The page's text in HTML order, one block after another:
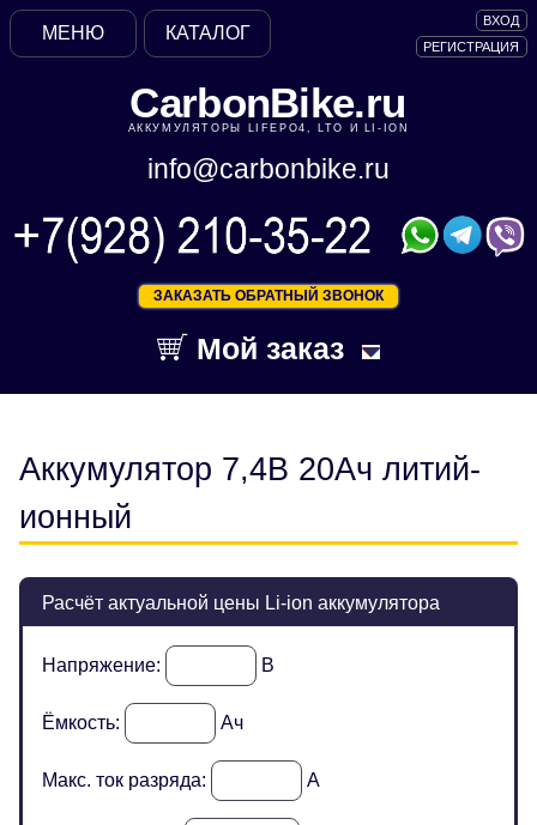
CarbonBike.ru
АККУМУЛЯТОРЫ LIFEPO4, LTO И LI-ION
info@carbonbike.ru
ЗАКАЗАТЬ ОБРАТНЫЙ ЗВОНОК
Мой заказ
ВХОД
РЕГИСТРАЦИЯ
КАТАЛОГ
МЕНЮ
Аккумулятор 7,4В 20Ач литий-
ионный
Расчёт актуальной цены Li-ion аккумулятора
Напряжение: В
Ёмкость: Ач
Макс. ток разряда: А